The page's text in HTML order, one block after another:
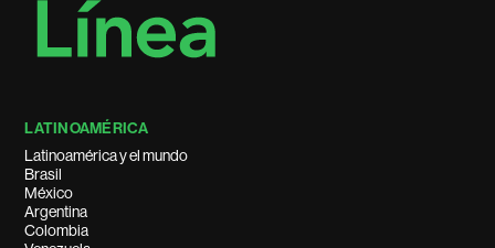
LATINOAMÉRICA
Latinoamérica y el mundo
Brasil
México
Argentina
Colombia